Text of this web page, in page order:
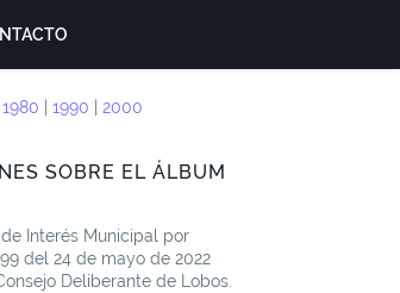
1980 1990 2000
SOBRE EL ÁLBUM
Interés Municipal por
del 24 de mayo de 2022
Deliberante de Lobos.